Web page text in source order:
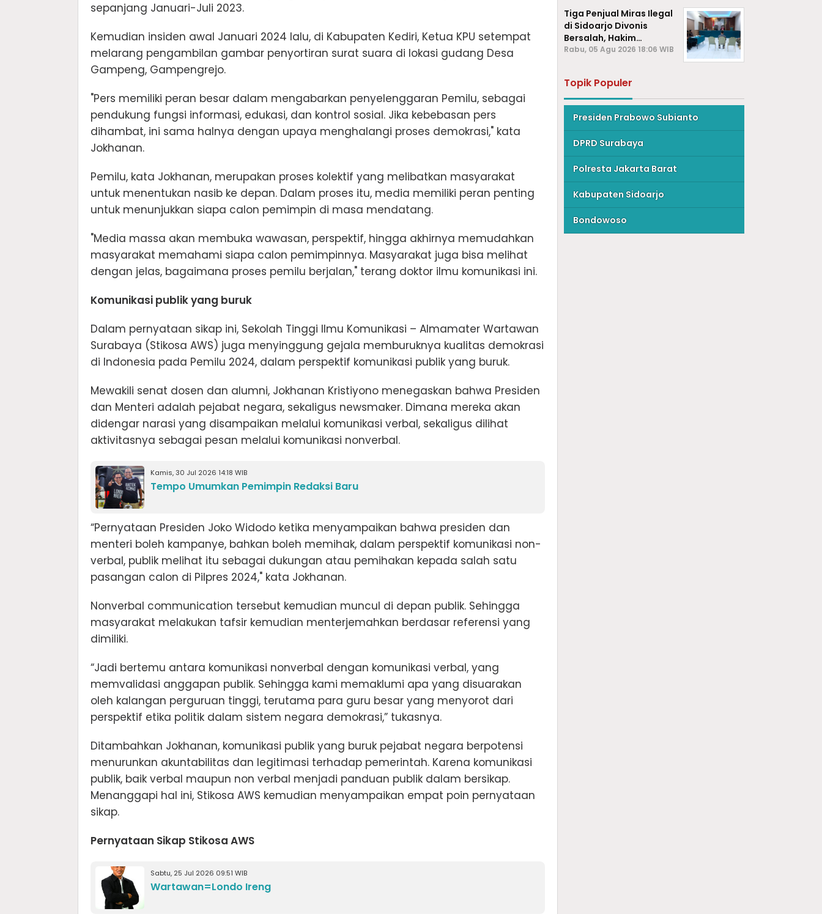
sepanjang Januari-Juli 2023.
Kemudian insiden awal Januari 2024 lalu, di Kabupaten Kediri, Ketua KPU setempat
melarang pengambilan gambar penyortiran surat suara di lokasi gudang Desa
Gampeng, Gampengrejo.
"Pers memiliki peran besar dalam mengabarkan penyelenggaran Pemilu, sebagai
pendukung fungsi informasi, edukasi, dan kontrol sosial. Jika kebebasan pers
dihambat, ini sama halnya dengan upaya menghalangi proses demokrasi," kata
Jokhanan.
Pemilu, kata Jokhanan, merupakan proses kolektif yang melibatkan masyarakat
untuk menentukan nasib ke depan. Dalam proses itu, media memiliki peran penting
untuk menunjukkan siapa calon pemimpin di masa mendatang.
"Media massa akan membuka wawasan, perspektif, hingga akhirnya memudahkan
masyarakat memahami siapa calon pemimpinnya. Masyarakat juga bisa melihat
dengan jelas, bagaimana proses pemilu berjalan," terang doktor ilmu komunikasi ini.
Komunikasi publik yang buruk
Dalam pernyataan sikap ini, Sekolah Tinggi Ilmu Komunikasi – Almamater Wartawan
Surabaya (Stikosa AWS) juga menyinggung gejala memburuknya kualitas demokrasi
di Indonesia pada Pemilu 2024, dalam perspektif komunikasi publik yang buruk.
Mewakili senat dosen dan alumni, Jokhanan Kristiyono menegaskan bahwa Presiden
dan Menteri adalah pejabat negara, sekaligus newsmaker. Dimana mereka akan
didengar narasi yang disampaikan melalui komunikasi verbal, sekaligus dilihat
aktivitasnya sebagai pesan melalui komunikasi nonverbal.
Kamis, 30 Jul 2026 14:18 WIB
Tempo Umumkan Pemimpin Redaksi Baru
“Pernyataan Presiden Joko Widodo ketika menyampaikan bahwa presiden dan
menteri boleh kampanye, bahkan boleh memihak, dalam perspektif komunikasi non-
verbal, publik melihat itu sebagai dukungan atau pemihakan kepada salah satu
pasangan calon di Pilpres 2024," kata Jokhanan.
Nonverbal communication tersebut kemudian muncul di depan publik. Sehingga
masyarakat melakukan tafsir kemudian menterjemahkan berdasar referensi yang
dimiliki.
“Jadi bertemu antara komunikasi nonverbal dengan komunikasi verbal, yang
memvalidasi anggapan publik. Sehingga kami memaklumi apa yang disuarakan
oleh kalangan perguruan tinggi, terutama para guru besar yang menyorot dari
perspektif etika politik dalam sistem negara demokrasi,” tukasnya.
Ditambahkan Jokhanan, komunikasi publik yang buruk pejabat negara berpotensi
menurunkan akuntabilitas dan legitimasi terhadap pemerintah. Karena komunikasi
publik, baik verbal maupun non verbal menjadi panduan publik dalam bersikap.
Menanggapi hal ini, Stikosa AWS kemudian menyampaikan empat poin pernyataan
sikap.
Pernyataan Sikap Stikosa AWS
Sabtu, 25 Jul 2026 09:51 WIB
Wartawan=Londo Ireng
Tiga Penjual Miras Ilegal
di Sidoarjo Divonis
Bersalah, Hakim
Jatuhkan Denda hingga
Rabu, 05 Agu 2026 18:06 WIB
Topik Populer
Presiden Prabowo Subianto
DPRD Surabaya
Polresta Jakarta Barat
Kabupaten Sidoarjo
Bondowoso